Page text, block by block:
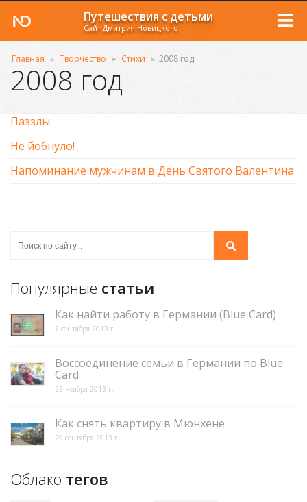
Путешествия с детьми
Сайт Дмитрия Новицкого
Главная » Творчество » Стихи » 2008 год
2008 год
Паззлы
Не йобнуло!
Напоминание мужчинам в День Святого Валентина
Популярные статьи
Как найти работу в Германии (Blue Card)
7 сентября 2013 г.
Воссоединение семьи в Германии по Blue
Card
23 ноября 2013 г.
Как снять квартиру в Мюнхене
29 сентября 2013 г.
Облако тегов